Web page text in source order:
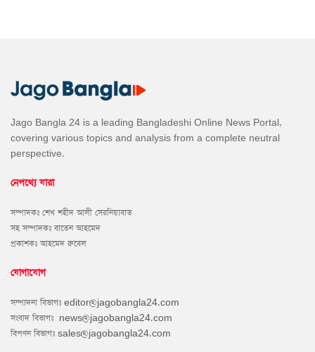
Jago Bangla 24 is a leading Bangladeshi Online News Portal,
covering various topics and analysis from a complete neutral
perspective.
নেপথ্যে যারা
সম্পাদকঃ শেখ শহীদ আলী সেরনিয়াবাত
সহ সম্পাদকঃ বাতেন আহমেদ
প্রকাশকঃ আহমেদ রুবেল
যোগাযোগ
সম্পাদনা বিভাগঃ editor@jagobangla24.com
সংবাদ বিভাগঃ news@jagobangla24.com
বিপণন বিভাগঃ sales@jagobangla24.com